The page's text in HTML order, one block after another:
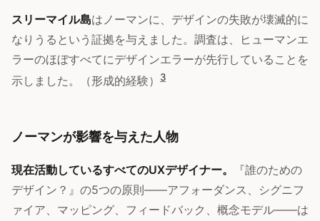
スリーマイル島はノーマンに、デザインの失敗が壊滅的に
なりうるという証拠を与えました。調査は、ヒューマンエ
ラーのほぼすべてにデザインエラーが先行していることを
示しました。（形成的経験）
3
ノーマンが影響を与えた人物
現在活動しているすべてのUXデザイナー。
『誰のための
デザイン？』の5つの原則——アフォーダンス、シグニフ
ァイア、マッピング、フィードバック、概念モデル——は